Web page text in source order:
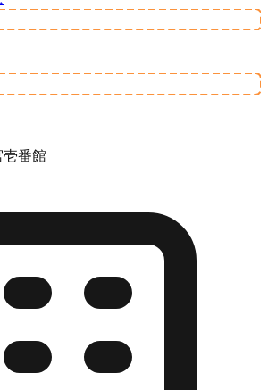
番館